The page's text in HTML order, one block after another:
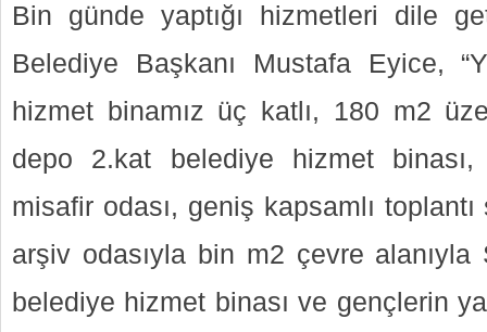
Bin günde yaptığı hizmetleri dile
Belediye Başkanı Mustafa Eyice,
hizmet binamız üç katlı, 180 m2
depo 2.kat belediye hizmet
misafir odası, geniş kapsamlı
arşiv odasıyla bin m2 çevre alanıyla
belediye hizmet binası ve gençlerin